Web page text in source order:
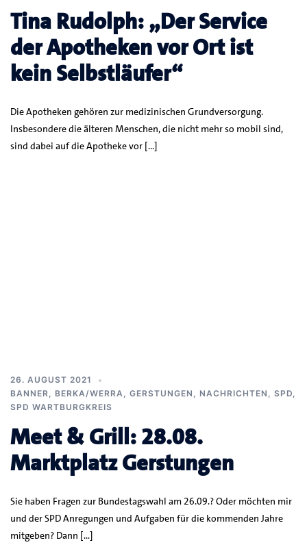
Tina Rudolph: „Der Service
der Apotheken vor Ort ist
kein Selbstläufer“
Die Apotheken gehören zur medizinischen Grundversorgung.
Insbesondere die älteren Menschen, die nicht mehr so mobil sind,
sind dabei auf die Apotheke vor […]
26. AUGUST 2021
BANNER, BERKA/WERRA, GERSTUNGEN , NACHRICHTEN , SPD,
SPD WARTBURGKREIS
Meet & Grill: 28.08.
Marktplatz Gerstungen
Sie haben Fragen zur Bundestagswahl am 26.09.? Oder möchten mir
und der SPD Anregungen und Aufgaben für die kommenden Jahre
mitgeben? Dann […]